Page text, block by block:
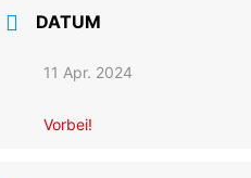
DATUM
11 Apr. 2024
Vorbei!